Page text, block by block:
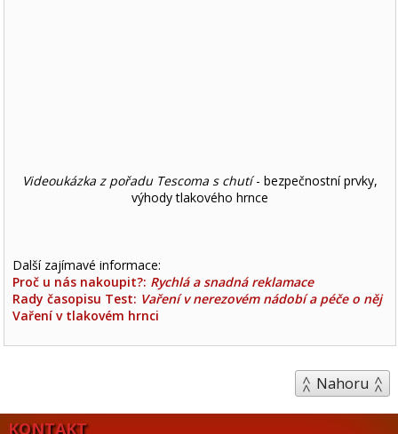
Videoukázka z pořadu Tescoma s chutí- bezpečnostní prvky,
výhody tlakového hrnce
Další zajímavé informace:
Proč u nás nakoupit?: Rychlá a snadná reklamace
Rady časopisu Test: Vaření v nerezovém nádobí a péče o něj
Vaření v tlakovém hrnci
Nahoru
KONTAKT